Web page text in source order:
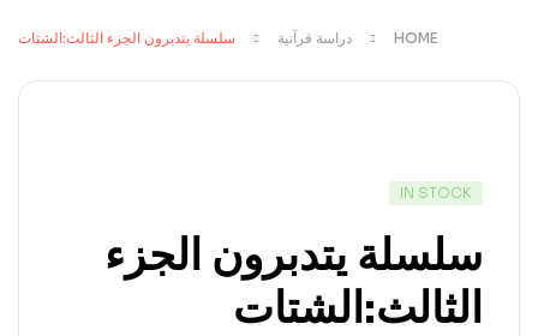
HOME دراسة قرآنية سلسلة يتدبرون الجزء الثالث:الشتات
IN STOCK
سلسلة يتدبرون الجزء
الثالث:الشتات